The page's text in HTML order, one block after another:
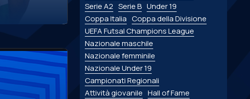
Serie A2 Serie B Under 19
Coppa Italia Coppa della Divisione
UEFA Futsal Champions League
Nazionale maschile
Nazionale femminile
Nazionale Under 19
Campionati Regionali
Attività giovanile Hall of Fame